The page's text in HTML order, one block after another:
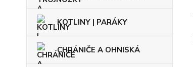
KOTLINY | PARÁKY
CHRÁNIČE A OHNISKÁ